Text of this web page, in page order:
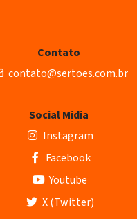
Contato
contato@sertoes.com.br
Social Midia
Instagram
Facebook
Youtube
X (Twitter)